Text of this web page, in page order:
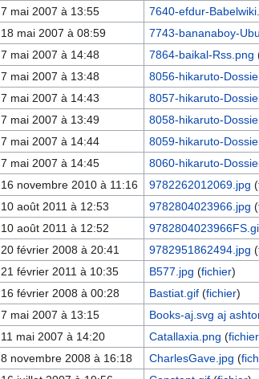
7 mai 2007 à 13:55
7640-efdur-
18 mai 2007 à 08:59
7743-bananaboy-
7 mai 2007 à 14:48
7864-baikal-Rss.png
7 mai 2007 à 13:48
8056-hikaruto-
7 mai 2007 à 14:43
8057-hikaruto-
7 mai 2007 à 13:49
8058-hikaruto-
7 mai 2007 à 14:44
8059-hikaruto-
7 mai 2007 à 14:45
8060-hikaruto-
16 novembre 2010 à 11:16
9782262012069.jpg (
10 août 2011 à 12:53
9782804023966.jpg (
10 août 2011 à 12:52
20 février 2008 à 20:41
9782951862494.jpg (
21 février 2011 à 10:35
B577.jpg (fichier)
16 février 2008 à 00:28
Bastiat.gif(fichier)
7 mai 2007 à 13:15
Books-aj.svg aj
11 mai 2007 à 14:20
Catallaxia.png (fichier
8 novembre 2008 à 16:18
CharlesGave.jpg (